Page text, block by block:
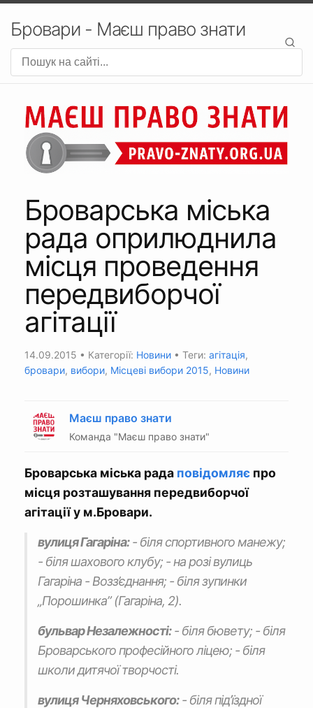
Бровари - Маєш право знати
Броварська міська
рада оприлюднила
місця проведення
передвиборчої
агітації
14.09.2015 • Категорії: Новини • Теги: агітація,
бровари, вибори, Місцеві вибори 2015, Новини
Маєш право знати
Команда "Маєш право знати"
Броварська міська рада повідомляє про
місця розташування передвиборчої
агітації у м.Бровари.
вулиця Гагаріна:- біля спортивного манежу;
- біля шахового клубу; - на розі вулиць
Гагаріна - Возз’єднання; - біля зупинки
„Порошинка” (Гагаріна, 2).
бульвар Незалежності:- біля бювету; - біля
Броварського професійного ліцею; - біля
школи дитячої творчості.
вулиця Черняховського:- біля під’їздної